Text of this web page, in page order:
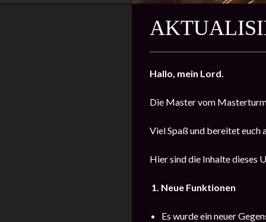
Hallo, mein Lord.
Die Master vom
Viel Spaß und bereitet euch
Hier sind die Inhalte dieses
1. Neue Funktionen
Es wurde ein neuer